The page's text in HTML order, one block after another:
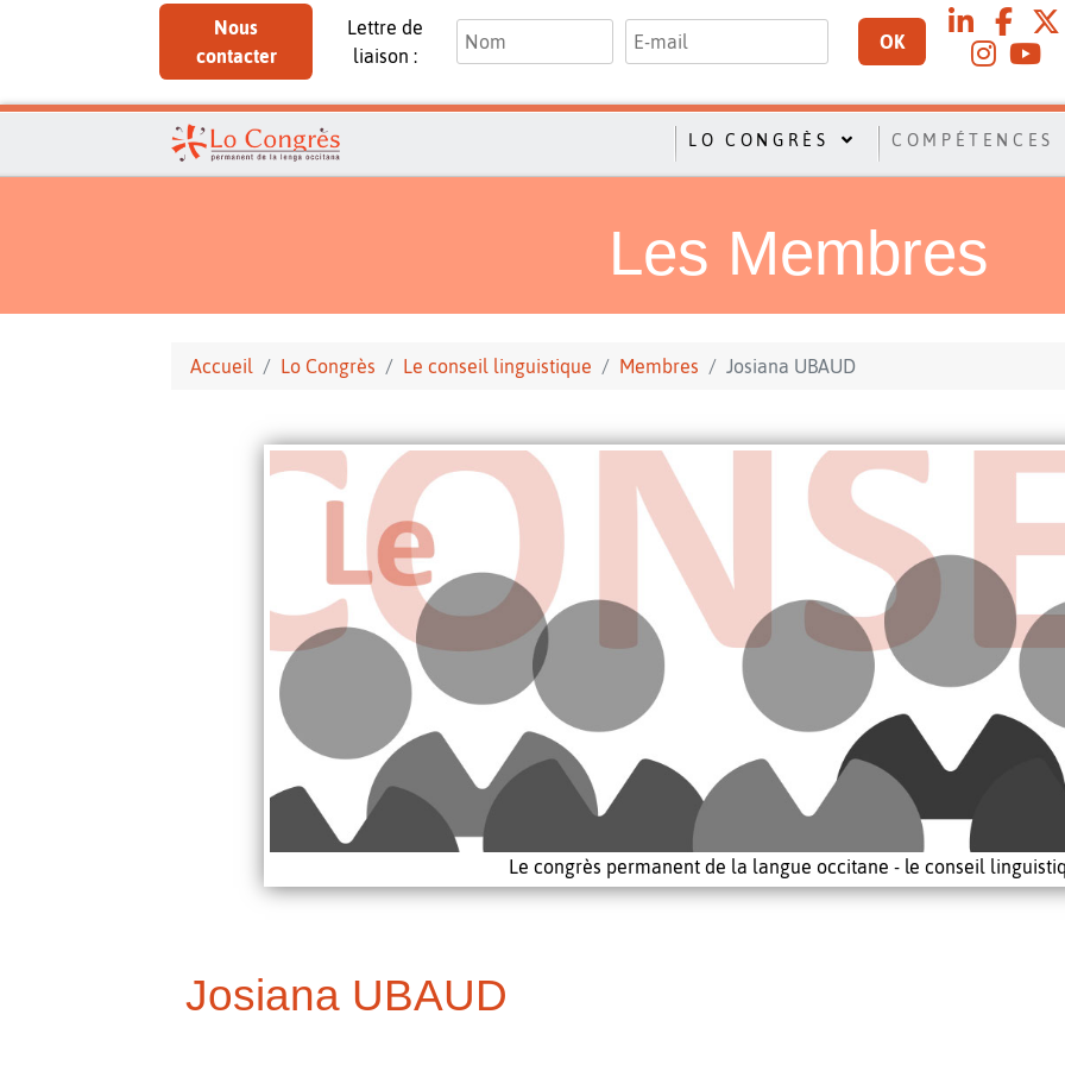
Nous
contacter
Lettre de
liaison :
OK
LO CONGRÈS COMPÉTENCES
Les Membres
Accueil Lo Congrès Le conseil linguistique Membres Josiana UBAUD
Le congrès permanent de la langue occitane - le conseil
Josiana UBAUD